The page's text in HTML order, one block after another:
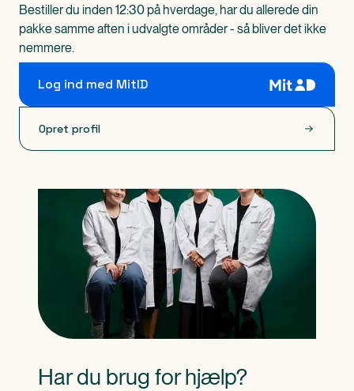
Bestiller du inden 12:30 på hverdage, har du allerede din
pakke samme aften i udvalgte områder - så bliver det ikke
nemmere.
Log ind med MitID
Opret profil
Har du brug for hjælp?